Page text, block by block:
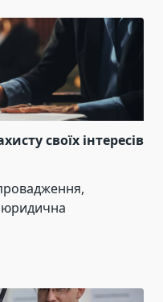
своїх інтересів
юридична